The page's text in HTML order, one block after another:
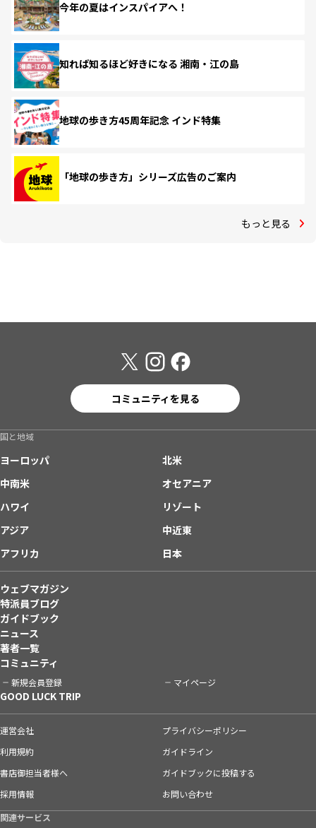
今年の夏はインスパイアへ！
知れば知るほど好きになる 湘南・江の島
地球の歩き方45周年記念 インド特集
「地球の歩き方」シリーズ広告のご案内
もっと見る
コミュニティを見る
国と地域
ヨーロッパ
北米
中南米
オセアニア
ハワイ
リゾート
アジア
中近東
アフリカ
日本
ウェブマガジン
特派員ブログ
ガイドブック
ニュース
著者一覧
コミュニティ
新規会員登録 マイページ
GOOD LUCK TRIP
運営会社
プライバシーポリシー
利用規約
ガイドライン
書店御担当者様へ
ガイドブックに投稿する
採用情報
お問い合わせ
関連サービス